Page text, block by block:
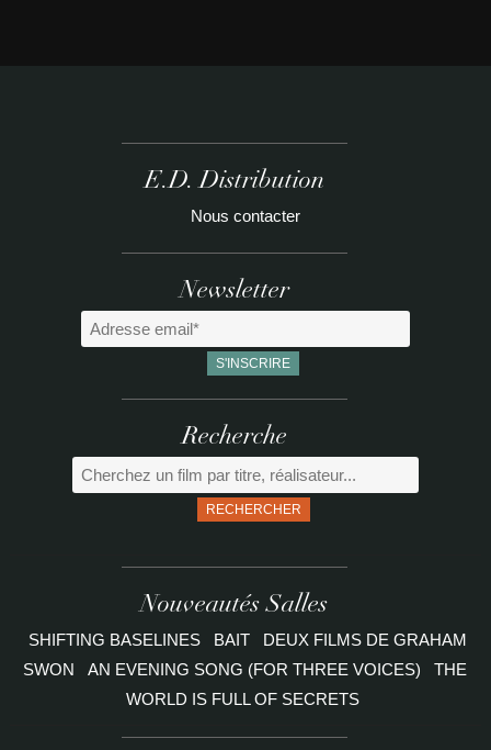
E.D. Distribution
Nous contacter
Newsletter
Recherche
RECHERCHER
Nouveautés Salles
SHIFTING BASELINES BAIT
DEUX FILMS DE GRAHAM
SWON
AN EVENING SONG (FOR THREE VOICES)
THE
WORLD IS FULL OF SECRETS